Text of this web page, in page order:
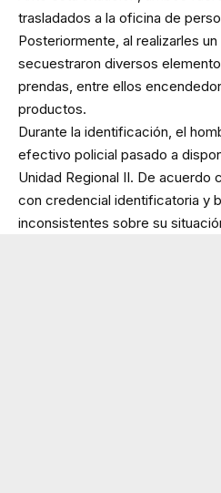
trasladados a la oficina de
Posteriormente, al realizarles
secuestraron diversos
prendas, entre ellos
productos.
Durante la identificación, el
efectivo policial pasado a
Unidad Regional II. De acuerdo
con credencial identificatoria y
inconsistentes sobre su